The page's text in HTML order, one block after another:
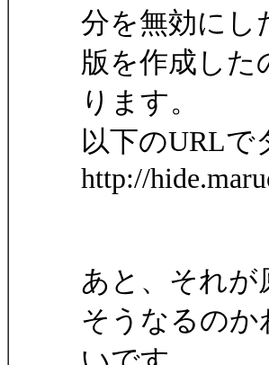
分を無効にし
版を作成した
ります。
以下のURL
http://
あと、それ
そうなるのか